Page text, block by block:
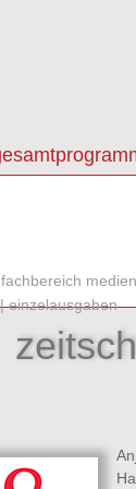
fachbereich
einzelausgaben